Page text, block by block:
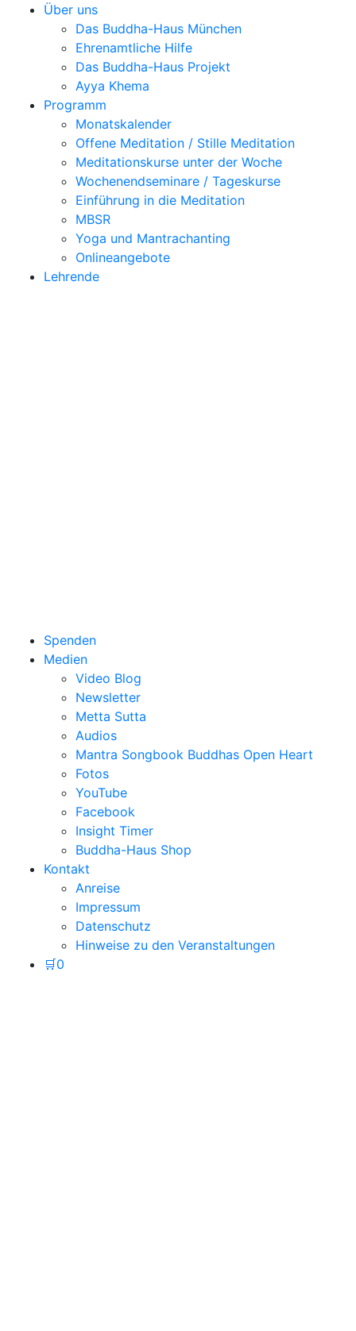
Über uns
Das Buddha-Haus München
Ehrenamtliche Hilfe
Das Buddha-Haus Projekt
Ayya Khema
Programm
Monatskalender
Offene Meditation / Stille Meditation
Meditationskurse unter der Woche
Wochenendseminare / Tageskurse
Einführung in die Meditation
MBSR
Yoga und Mantrachanting
Onlineangebote
Lehrende
Spenden
Medien
Video Blog
Newsletter
Metta Sutta
Audios
Mantra Songbook Buddhas Open Heart
Fotos
YouTube
Facebook
Insight Timer
Buddha-Haus Shop
Kontakt
Anreise
Impressum
Datenschutz
Hinweise zu den Veranstaltungen
🛒0